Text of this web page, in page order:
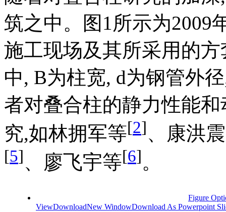
筑之中。
图1所示为2009
施工现场及其所采用的
中, B为柱宽, d为钢管外
者对叠合柱的静力性能
究,如林拥军等[2]、康洪
[5]、廖飞宇等[6]。
Figure
ViewDownloadNew WindowDownload As Powerpoint